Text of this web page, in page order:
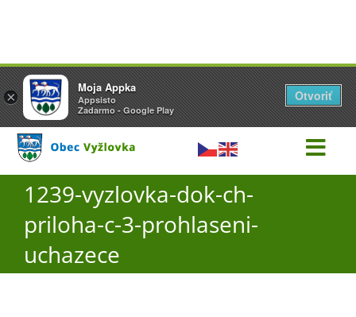
Přeskočit
na
obsah
1239-vyzlovka-dok-ch-priloha-c-3-prohlaseni-uchazece
Úřad
1239-vyzlovka-dok-ch-
priloha-c-3-prohlaseni-
uchazece
×
Vyžlovka
AppSisto
- In Google Play
Otevřít
×
Moja Appka
Appsisto
Zadarmo - Google Play
Otvoriť